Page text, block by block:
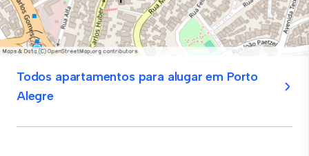
Todos apartamentos para alugar em Porto
Alegre